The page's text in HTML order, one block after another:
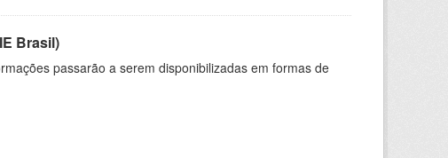
Brasil)
passarão a serem disponibilizadas em formas de